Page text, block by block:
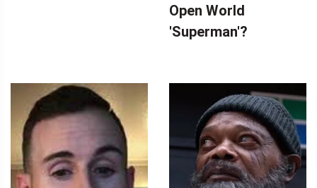
Open World
'Superman'?